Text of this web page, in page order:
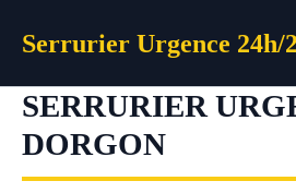
Serrurier Urgence 24h/
SERRURIER
DORGON